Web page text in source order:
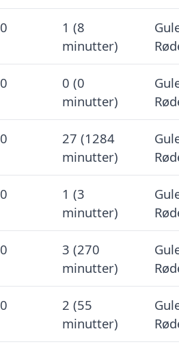
0
1 (8
minutter)
0
0 (0
minutter)
0
27 (1284
minutter)
0
1 (3
minutter)
0
3 (270
minutter)
0
2 (55
minutter)